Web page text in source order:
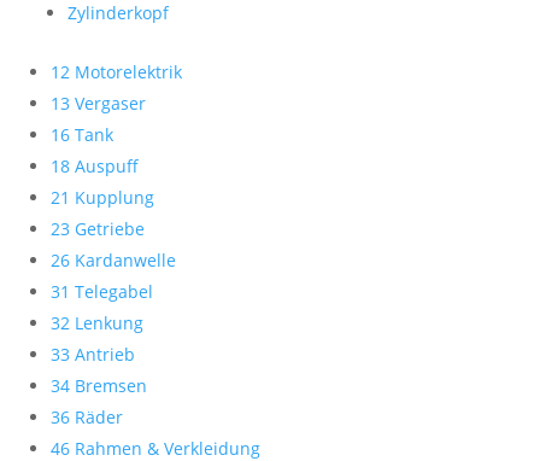
Zylinderkopf
12 Motorelektrik
13 Vergaser
16 Tank
18 Auspuff
21 Kupplung
23 Getriebe
26 Kardanwelle
31 Telegabel
32 Lenkung
33 Antrieb
34 Bremsen
36 Räder
46 Rahmen & Verkleidung